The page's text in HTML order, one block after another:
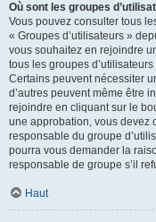
Où sont les groupes
Vous pouvez consulter tous
« Groupes d’utilisateurs »
vous souhaitez en rejoindre
tous les groupes
Certains peuvent nécessiter
d’autres peuvent même être
rejoindre en cliquant sur le
une approbation, vous devez
responsable du groupe
pourra vous demander la
responsable de groupe s’il
Haut